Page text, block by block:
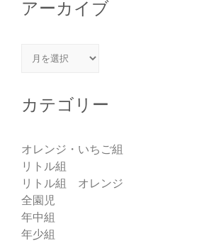
アーカイブ
アーカイブ
カテゴリー
オレンジ・いちご組
リトル組
リトル組 オレンジ
全園児
年中組
年少組